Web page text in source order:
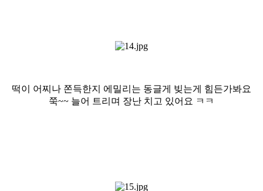
떡이 어찌나 쫀득한지 에밀리는 동글게 빚는게 힘든가봐요
쭉~~ 늘어 트리며 장난 치고 있어요 ㅋㅋ